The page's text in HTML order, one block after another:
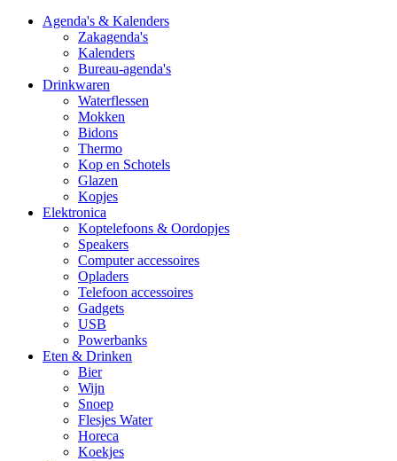
Agenda's & Kalenders
Zakagenda's
Kalenders
Bureau-agenda's
Drinkwaren
Waterflessen
Mokken
Bidons
Thermo
Kop en Schotels
Glazen
Kopjes
Elektronica
Koptelefoons & Oordopjes
Speakers
Computer accessoires
Opladers
Telefoon accessoires
Gadgets
USB
Powerbanks
Eten & Drinken
Bier
Wijn
Snoep
Flesjes Water
Horeca
Koekjes